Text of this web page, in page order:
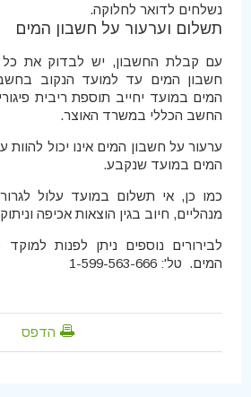
נשלחים לדואר לחלוקה.
תשלום וערעור על חשבון המים
עם קבלת החשבון, יש לבדוק את
חשבון המים עד למועד הנקוב
המים במועד יחייב תוספת ריבית
החשב הכללי במשרד האוצר.
ערעור על חשבון המים אינו יכול להוות
המים במועד שנקבע.
כמו כן, אי תשלום במועד עלול
מנהליים, חיוב בגין הוצאות אכיפה
לבירורים נוספים ניתן לפנות
המים. טל': 1-599-563-666
הדפס